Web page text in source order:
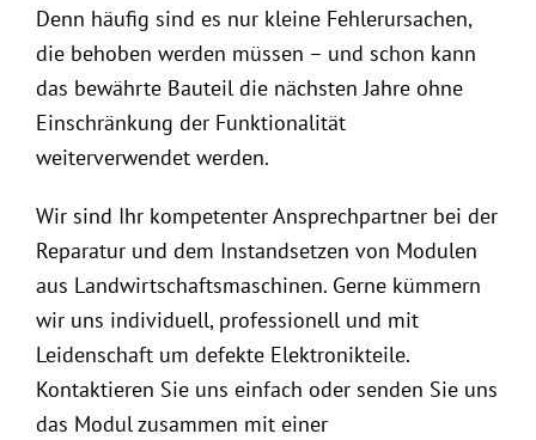
Denn häufig sind es nur kleine Fehlerursachen,
die behoben werden müssen – und schon kann
das bewährte Bauteil die nächsten Jahre ohne
Einschränkung der Funktionalität
weiterverwendet werden.
Wir sind Ihr kompetenter Ansprechpartner bei der
Reparatur und dem Instandsetzen von Modulen
aus Landwirtschaftsmaschinen. Gerne kümmern
wir uns individuell, professionell und mit
Leidenschaft um defekte Elektronikteile.
Kontaktieren Sie uns einfach oder senden Sie uns
das Modul zusammen mit einer